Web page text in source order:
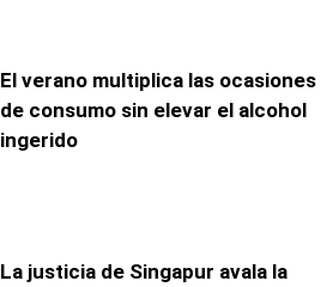
El verano multiplica las ocasiones
de consumo sin elevar el alcohol
ingerido
La justicia de Singapur avala la